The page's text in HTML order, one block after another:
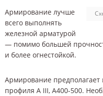
Армирование лучше
всего выполнять
железной арматурой
— помимо большей
и более огнестойкой.
Армирование
профиля A III, А400-500.